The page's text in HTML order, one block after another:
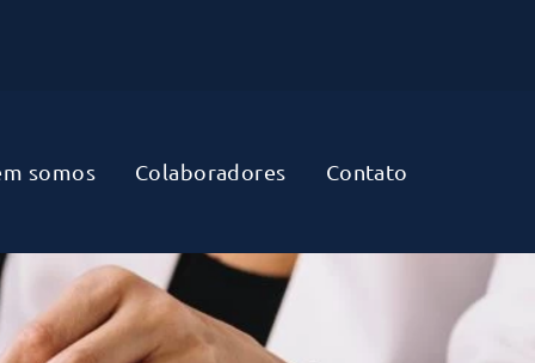
somos Colaboradores Contato